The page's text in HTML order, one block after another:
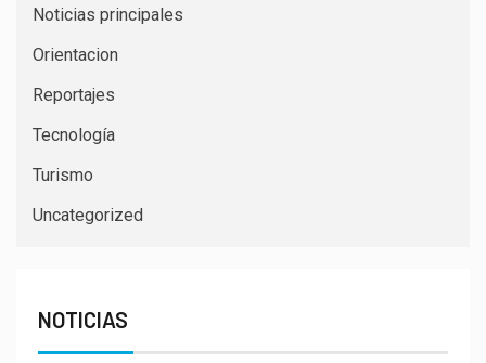
Noticias principales
Orientacion
Reportajes
Tecnología
Turismo
Uncategorized
NOTICIAS